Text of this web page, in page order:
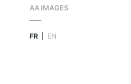
AA IMAGES
FR EN